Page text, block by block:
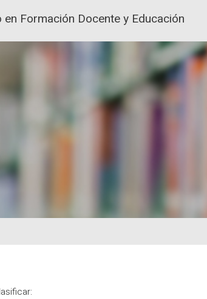
Formación Docente y Educación
DEL